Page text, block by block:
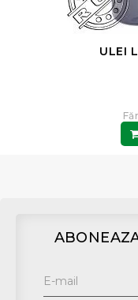
ULEI